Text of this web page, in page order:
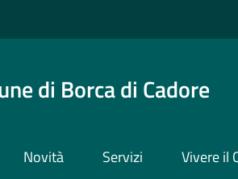
di Borca di Cadore
Novità Servizi Vivere il